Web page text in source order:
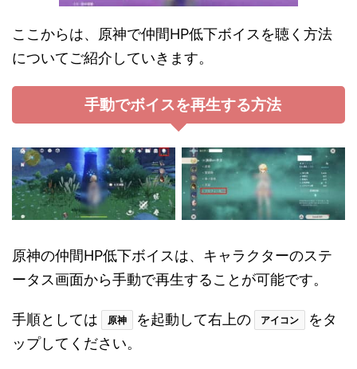
ここからは、原神で仲間HP低下ボイスを聴く方法
についてご紹介していきます。
手動でボイスを再生する方法
原神の仲間HP低下ボイスは、キャラクターのステ
ータス画面から手動で再生することが可能です。
手順としては 原神 を起動して右上の アイコン
をタ
ップしてください。